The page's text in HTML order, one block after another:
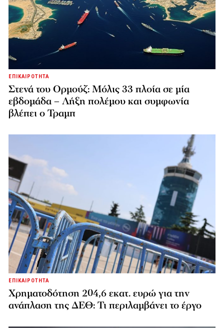
ΕΠΙΚΑΙΡΟΤΗΤΑ
Στενά του Ορμούζ: Μόλις 33 πλοία σε μία
εβδομάδα – Λήξη πολέμου και συμφωνία
βλέπει ο Τραμπ
ΕΠΙΚΑΙΡΟΤΗΤΑ
Χρηματοδότηση 204,6 εκατ. ευρώ για την
ανάπλαση της ΔΕΘ: Τι περιλαμβάνει το έργο